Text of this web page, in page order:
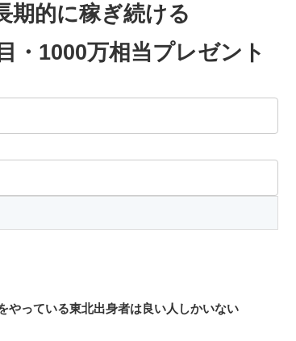
期的に稼ぎ続ける
・1000万相当プレゼント
やっている東北出身者は良い人しかいない